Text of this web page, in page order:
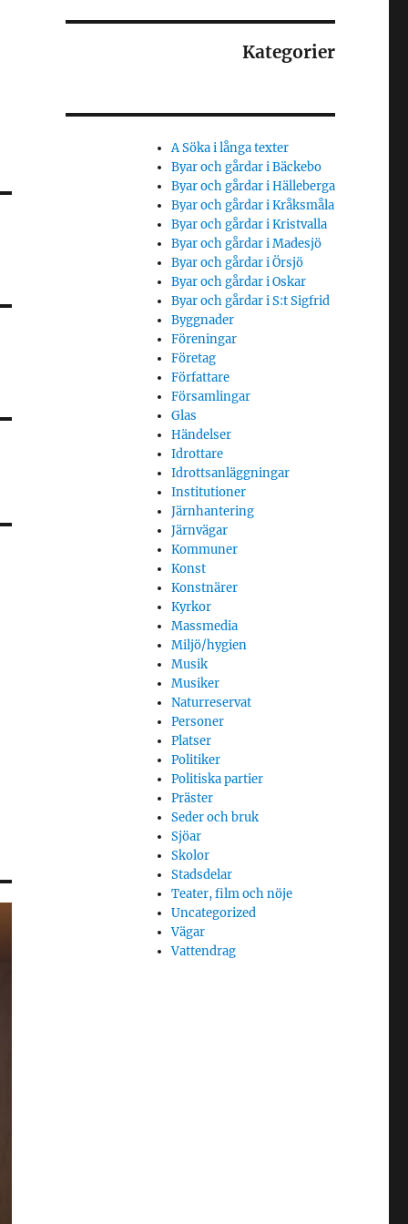
Kategorier
A Söka i långa texter
Byar och gårdar i Bäckebo
Byar och gårdar i Hälleberga
Byar och gårdar i Kråksmåla
Byar och gårdar i Kristvalla
Byar och gårdar i Madesjö
Byar och gårdar i Örsjö
Byar och gårdar i Oskar
Byar och gårdar i S:t Sigfrid
Byggnader
Föreningar
Företag
Författare
Församlingar
Glas
Händelser
Idrottare
Idrottsanläggningar
Institutioner
Järnhantering
Järnvägar
Kommuner
Konst
Konstnärer
Kyrkor
Massmedia
Miljö/hygien
Musik
Musiker
Naturreservat
Personer
Platser
Politiker
Politiska partier
Präster
Seder och bruk
Sjöar
Skolor
Stadsdelar
Teater, film och nöje
Uncategorized
Vägar
Vattendrag